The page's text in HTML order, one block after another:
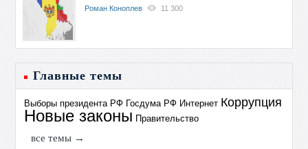
Роман Коноплев 11 300
Главные темы
Выборы президента РФ Госдума РФ Интернет Коррупция
Новые законы Правительство
все темы →